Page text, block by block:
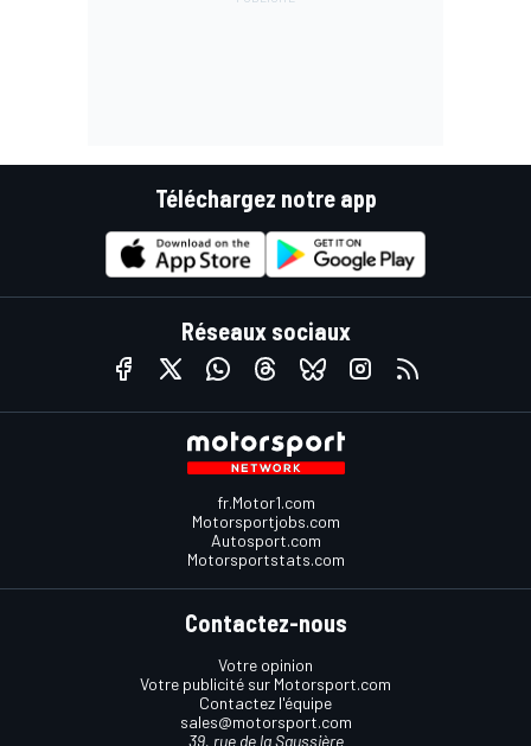
Téléchargez notre app
Réseaux sociaux
fr.Motor1.com
Motorsportjobs.com
Autosport.com
Motorsportstats.com
Contactez-nous
Votre opinion
Votre publicité sur Motorsport.com
Contactez l'équipe
sales@motorsport.com
39, rue de la Saussière